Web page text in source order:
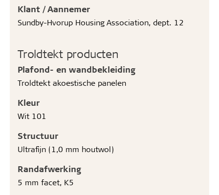
Klant / Aannemer
Sundby-Hvorup Housing Association, dept. 12
Troldtekt producten
Plafond- en wandbekleiding
Troldtekt akoestische panelen
Kleur
Wit 101
Structuur
Ultrafijn (1,0 mm houtwol)
Randafwerking
5 mm facet, K5